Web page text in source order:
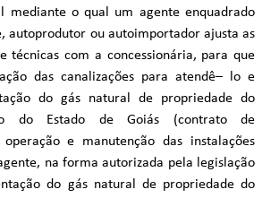
mediante o qual um agente enquadrado
autoprodutor ou autoimportador ajusta as
técnicas com a concessionária, para que
das canalizações para atendê– lo e
do gás natural de propriedade do
do Estado de Goiás (contrato de
e manutenção das instalações
na forma autorizada pela legislação
do gás natural de propriedade do